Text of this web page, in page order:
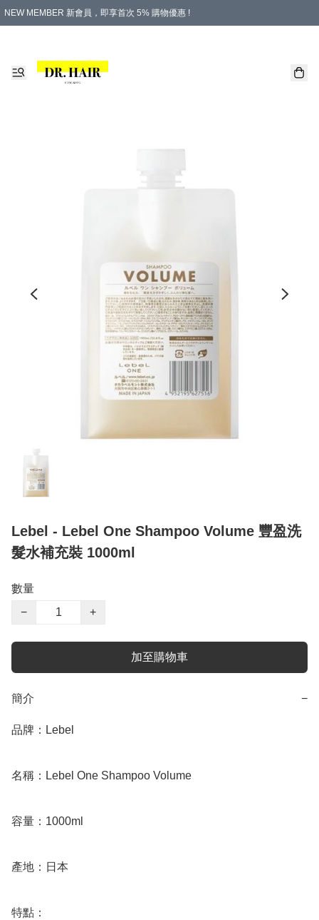
NEW MEMBER 新會員，即享首次 5% 購物優惠 !
Lebel - Lebel One Shampoo Volume 豐盈洗
髮水補充裝 1000ml
數量
−
+
加至購物車
簡介 −
品牌：Lebel
名稱：Lebel One Shampoo Volume
容量：1000ml
產地：日本
特點：